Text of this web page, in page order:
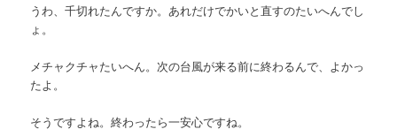
うわ、千切れたんですか。あれだけでかいと直すのたいへんでし
ょ。
メチャクチャたいへん。次の台風が来る前に終わるんで、よかっ
たよ。
そうですよね。終わったら一安心ですね。